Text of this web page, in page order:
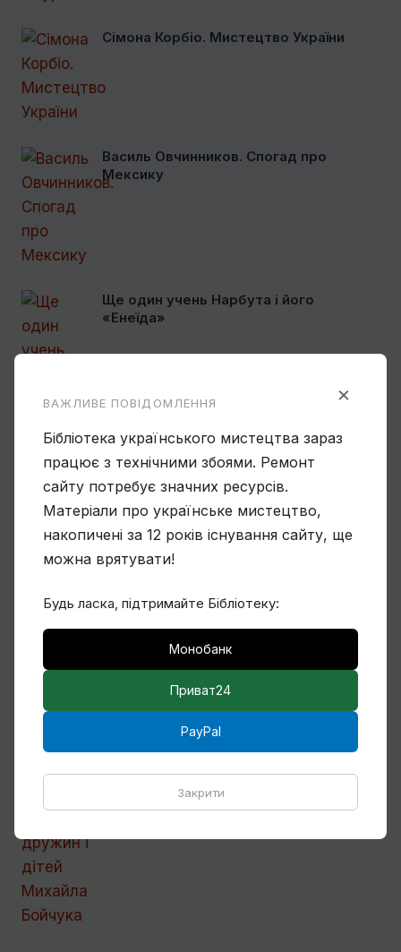
Сімона Корбіо. Мистецтво України
Василь Овчинников. Спогад про
Мексику
Ще один учень Нарбута і його
«Енеїда»
Чому Віктор Замирайло український
художник?
Спогади Марії Котляревської про
Михайла Сапожникова
Кілька слів про дружин і дітей Михайла
Бойчука
×
ВАЖЛИВЕ ПОВІДОМЛЕННЯ
Бібліотека українського мистецтва зараз
працює з технічними збоями. Ремонт
сайту потребує значних ресурсів.
Матеріали про українське мистецтво,
накопичені за 12 років існування сайту, ще
можна врятувати!
Будь ласка, підтримайте Бібліотеку:
Монобанк
Приват24
PayPal
Закрити